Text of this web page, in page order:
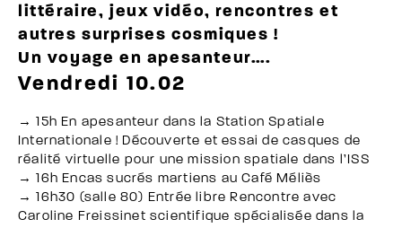
littéraire, jeux vidéo, rencontres et
autres surprises cosmiques !
Un voyage en apesanteur….
Vendredi 10.02
→ 15h En apesanteur dans la Station Spatiale
Internationale ! Découverte et essai de casques de
réalité virtuelle pour une mission spatiale dans l’ISS
→ 16h Encas sucrés martiens au Café Méliès
→ 16h30 (salle 80) Entrée libre Rencontre avec
Caroline Freissinet scientifique spécialisée dans la